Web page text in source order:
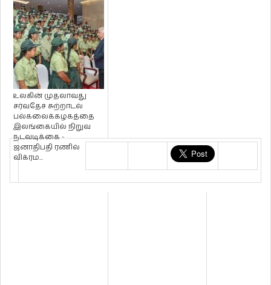
உலகின் முதலாவது
சர்வதேச சுற்றாடல்
பல்கலைக்கழகத்தை
இலங்கையில் நிறுவ
நடவடிக்கை -
ஜனாதிபதி ரணில்
விக்ரம...